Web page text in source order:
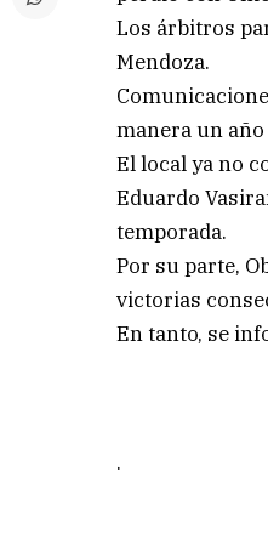
Los árbitros
Mendoza.
manera un
El local ya no
Eduardo
temporada.
Por su parte,
victorias
En tanto, se
.